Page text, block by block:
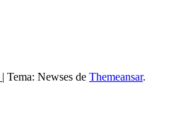
| Tema: Newses de Themeansar.